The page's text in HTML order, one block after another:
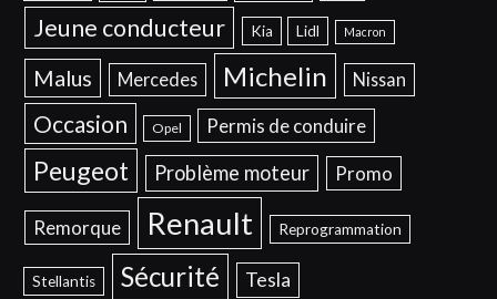
Jeune conducteur Kia Lidl Macron
Malus Mercedes Michelin Nissan
Occasion Opel Permis de conduire
Peugeot Problème moteur Promo
Remorque Renault Reprogrammation
Stellantis Sécurité Tesla